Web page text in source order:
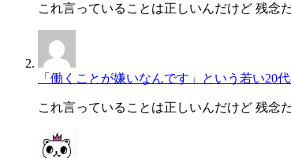
これ言っていることは正しいんだけど 残
「働くことが嫌いなんです」という若い20
これ言っていることは正しいんだけど 残